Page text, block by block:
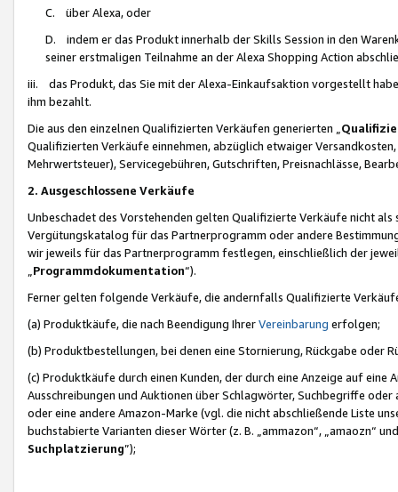
C. über Alexa, oder
D. indem er das Produkt innerhalb der Skills Session in den
seiner erstmaligen Teilnahme an der Alexa Shopping Action
iii. das Produkt, das Sie mit der Alexa-Einkaufsaktion vorgestellt
ihm bezahlt.
Die aus den einzelnen Qualifizierten Verkäufen generierten „
Qualifizierten Verkäufe einnehmen, abzüglich etwaiger
Mehrwertsteuer), Servicegebühren, Gutschriften, Preisnachlässe,
2. Ausgeschlossene Verkäufe
Unbeschadet des Vorstehenden gelten Qualifizierte Verkäufe nicht
Vergütungskatalog für das Partnerprogramm oder andere
wir jeweils für das Partnerprogramm festlegen, einschließlich der
Programmdokumentation“).
Ferner gelten folgende Verkäufe, die andernfalls Qualifizierte
(a) Produktkäufe, die nach Beendigung IhrerVereinbarung erfolgen;
(b) Produktbestellungen, bei denen eine Stornierung, Rückgabe oder
(c) Produktkäufe durch einen Kunden, der durch eine Anzeige auf
Ausschreibungen und Auktionen über Schlagwörter, Suchbegriffe
oder eine andere Amazon-Marke (vgl. die nicht abschließende Liste
buchstabierte Varianten dieser Wörter (z. B. „ammazon“, „amaozn“
Suchplatzierung”);